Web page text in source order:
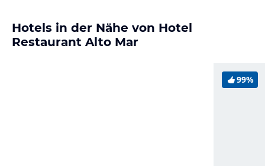
Hotels in der Nähe von Hotel
Restaurant Alto Mar
99%